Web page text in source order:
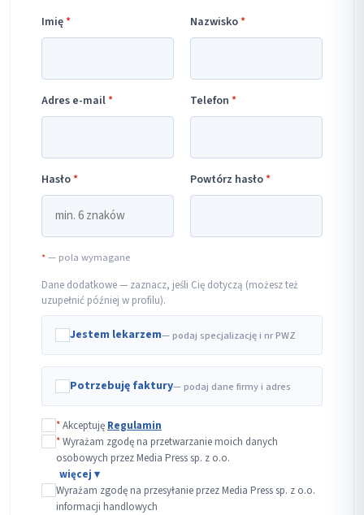
Imię* Nazwisko*
Adres e-mail* Telefon *
Hasło* Powtórz hasło*
*— pola wymagane
Dane dodatkowe — zaznacz, jeśli Cię dotyczą (możesz też
uzupełnić później w profilu).
Jestem lekarzem— podaj specjalizację i nr PWZ
Potrzebuję faktury— podaj dane firmy i adres
*Akceptuję Regulamin
*Wyrażam zgodę na przetwarzanie moich danych
osobowych przez Media Press sp. z o.o.
Wyrażam zgodę na przesyłanie przez Media Press sp. z o.o.
informacji handlowych